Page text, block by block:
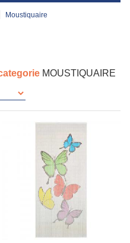
moustiquaire
MOUSTIQUAIRE